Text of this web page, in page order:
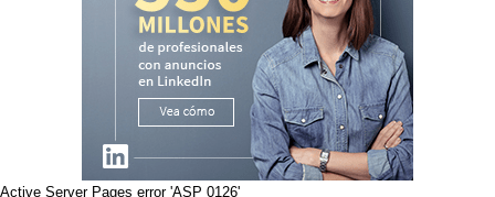
Active Server Pages error 'ASP 0126'